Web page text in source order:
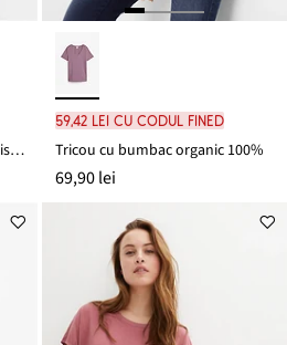
Bluză din amestec moale cu viscoză
59,42 lei cu codul FINED
Tricou cu bumbac organic 100%
69,90 lei